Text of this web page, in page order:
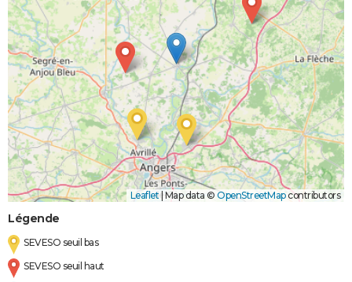
Leaflet|Map data © OpenStreetMapcontributors
Légende
SEVESO seuil bas
SEVESO seuil haut